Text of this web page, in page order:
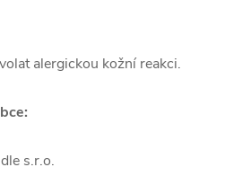
alergickou kožní reakci.
s.r.o.